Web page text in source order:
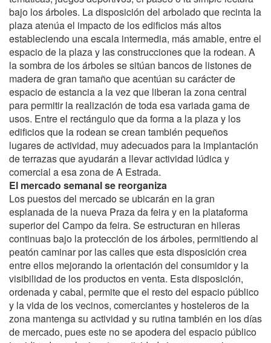
bajo los árboles. La disposición del arbolado que recinta la
plaza atenúa el impacto de los edificios más altos
estableciendo una escala intermedia, más amable, entre el
espacio de la plaza y las construcciones que la rodean. A
la sombra de los árboles se sitúan bancos de listones de
madera de gran tamaño que acentúan su carácter de
espacio de estancia a la vez que liberan la zona central
para permitir la realización de toda esa variada gama de
usos. Entre el rectángulo que da forma a la plaza y los
edificios que la rodean se crean también pequeños
lugares de actividad, muy adecuados para la implantación
de terrazas que ayudarán a llevar actividad lúdica y
comercial a esa zona de A Estrada.
El mercado semanal se reorganiza
Los puestos del mercado se ubicarán en la gran
esplanada de la nueva Praza da feira y en la plataforma
superior del Campo da feira. Se estructuran en hileras
continuas bajo la protección de los árboles, permitiendo al
peatón caminar por las calles que esta disposición crea
entre ellos mejorando la orientación del consumidor y la
visibilidad de los productos en venta. Esta disposición,
ordenada y cabal, permite que el resto del espacio público
y la vida de los vecinos, comerciantes y hosteleros de la
zona mantenga su actividad y su rutina también en los días
de mercado, pues este no se apodera del espacio público